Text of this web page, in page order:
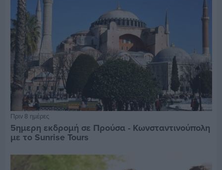
Πριν 8 ημέρες
5ημερη εκδρομή σε Προύσα - Κωνσταντινούπολη
με το Sunrise Tours